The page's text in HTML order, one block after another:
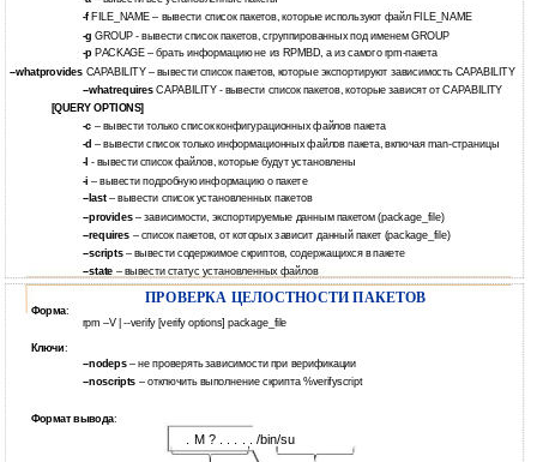
-f FILE_NAME – вывести список пакетов, которые используют файл FILE_NAME
-g GROUP - вывести список пакетов, сгруппированных под именем GROUP
-p PACKAGE – брать информацию не из RPMBD, а из самого rpm-пакета
--whatprovides CAPABILITY – вывести список пакетов, которые экспортируют зависимость CAPABILITY
--whatrequires CAPABILITY - вывести список пакетов, которые зависят от CAPABILITY
[QUERY OPTIONS]
-c – вывести только список конфигурационных файлов пакета
-d – вывести список только информационных файлов пакета, включая man-страницы
-l - вывести список файлов, которые будут установлены
-i – вывести подробную информацию о пакете
--last – вывести список установленных пакетов
--provides – зависимости, экспортируемые данным пакетом (package_file)
--requires – список пакетов, от которых зависит данный пакет (package_file)
--scripts – вывести содержимое скриптов, содержащихся в пакете
--state – вывести статус установленных файлов
ПРОВЕРКА ЦЕЛОСТНОСТИ ПАКЕТОВ
Форма:
rpm –V | --verify [verify options] package_file
Ключи:
--nodeps – не проверять зависимости при верификации
--noscripts – отключить выполнение скрипта %verifyscript
Формат вывода:
. M ? . . . . . /bin/su